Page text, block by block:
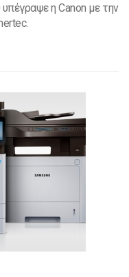
η Canon με την